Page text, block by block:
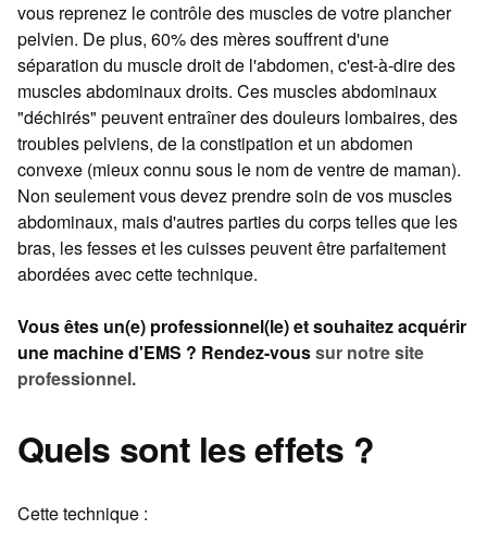
vous reprenez le contrôle des muscles de votre plancher
pelvien. De plus, 60% des mères souffrent d'une
séparation du muscle droit de l'abdomen, c'est-à-dire des
muscles abdominaux droits. Ces muscles abdominaux
"déchirés" peuvent entraîner des douleurs lombaires, des
troubles pelviens, de la constipation et un abdomen
convexe (mieux connu sous le nom de ventre de maman).
Non seulement vous devez prendre soin de vos muscles
abdominaux, mais d'autres parties du corps telles que les
bras, les fesses et les cuisses peuvent être parfaitement
abordées avec cette technique.
Vous êtes un(e) professionnel(le) et souhaitez acquérir
une machine d'EMS ? Rendez-voussur notre site
professionnel.
Quels sont les effets ?
Cette technique :